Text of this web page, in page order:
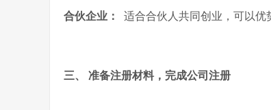
合伙企业： 适合合伙人共同创业，可以优
三、 准备注册材料，完成公司注册